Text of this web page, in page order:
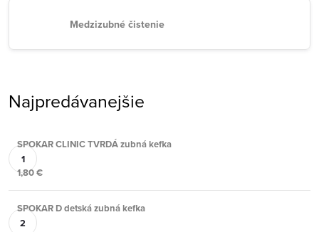
Medzizubné čistenie
Najpredávanejšie
SPOKAR CLINIC TVRDÁ zubná kefka
1,80 €
SPOKAR D detská zubná kefka